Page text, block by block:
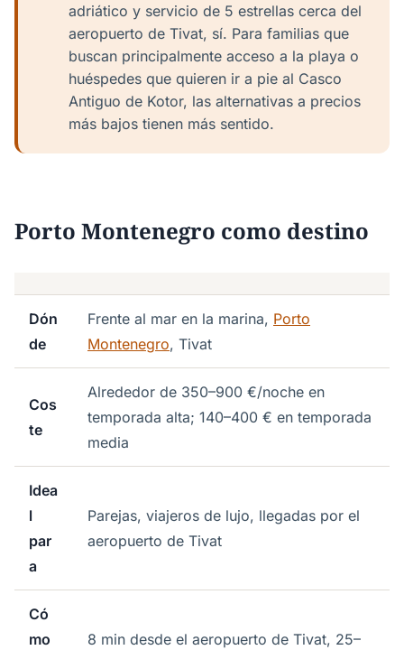
adriático y servicio de 5 estrellas cerca del
aeropuerto de Tivat, sí. Para familias que
buscan principalmente acceso a la playa o
huéspedes que quieren ir a pie al Casco
Antiguo de Kotor, las alternativas a precios
más bajos tienen más sentido.
Porto Montenegro como destino
Dón
de
Frente al mar en la marina, Porto
Montenegro, Tivat
Cos
te
Alrededor de 350–900 €/noche en
temporada alta; 140–400 € en temporada
media
Idea
l
par
a
Parejas, viajeros de lujo, llegadas por el
aeropuerto de Tivat
Có
mo
8 min desde el aeropuerto de Tivat, 25–